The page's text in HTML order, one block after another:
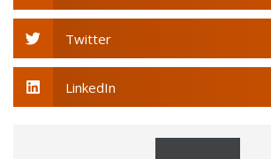
Twitter
LinkedIn